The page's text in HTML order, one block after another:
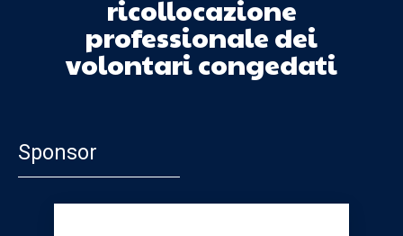
ricollocazione
professionale dei
volontari congedati
Sponsor